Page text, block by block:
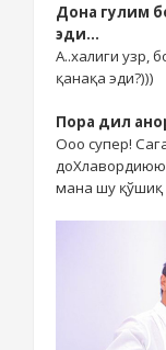
Дона гулим
эди...
А..халиги узр,
қанақа эди?)))
Пора дил
Ооо супер!
мана шу қўшиқ